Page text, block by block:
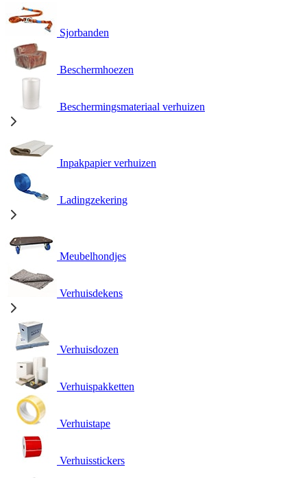
Sjorbanden
Beschermhoezen
Beschermingsmateriaal verhuizen
Inpakpapier verhuizen
Ladingzekering
Meubelhondjes
Verhuisdekens
Verhuisdozen
Verhuispakketten
Verhuistape
Verhuisstickers